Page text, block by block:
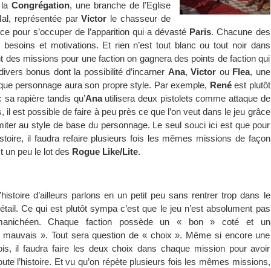
Congrégation, une branche de l’Eglise
représentée parVictor le chasseur de
pour s’occuper de l’apparition qui a dévasté Paris. Chacune des
et motivations. Et rien n’est tout blanc ou tout noir dans
des missions pour une faction on gagnera des points de faction qui
bonus dont la possibilité d’incarner Ana,Victor ou Flea, une
personnage aura son propre style. Par exemple, Renéest plutôt
rapière tandis qu’Anautilisera deux pistolets comme attaque de
il est possible de faire à peu près ce que l’on veut dans le jeu grâce
au style de base du personnage. Le seul souci ici est que pour
il faudra refaire plusieurs fois les mêmes missions de façon
un peu le lot des Rogue Like/Lite.
d’ailleurs parlons en un petit peu sans rentrer trop dans le
Ce qui est plutôt sympa c’est que le jeu n’est absolument pas
Chaque faction possède un « bon » coté et un
mauvais ». Tout sera question de « choix ». Même si encore une
il faudra faire les deux choix dans chaque mission pour avoir
l’histoire. Et vu qu’on répète plusieurs fois les mêmes missions,